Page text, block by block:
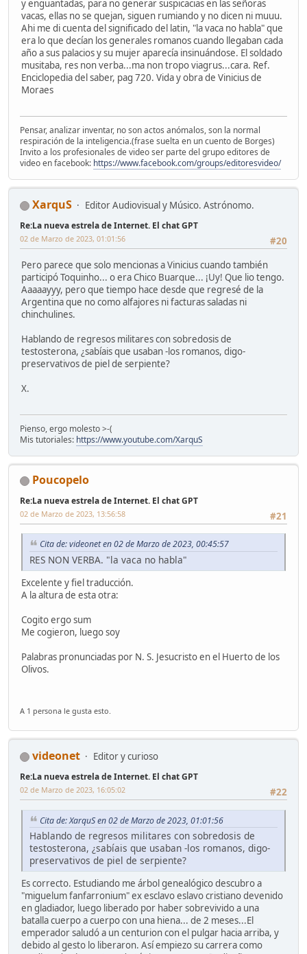
y enguantadas, para no generar suspicacias en las señoras
vacas, ellas no se quejan, siguen rumiando y no dicen ni muuu.
Ahi me di cuenta del significado del latin, "la vaca no habla" que
era lo que decían los generales romanos cuando llegaban cada
año a sus palacios y su mujer aparecía insinuándose. El soldado
musitaba, res non verba...ma non tropo viagrus...cara. Ref.
Enciclopedia del saber, pag 720. Vida y obra de Vinicius de
Moraes
Pensar, analizar inventar, no son actos anómalos, son la normal
respiración de la inteligencia.(frase suelta en un cuento de Borges)
Invito a los profesionales de video ser parte del grupo editores de
video en facebook: https://www.facebook.com/groups/editoresvideo/
XarquS Editor Audiovisual y Músico. Astrónomo.
Re:La nueva estrela de Internet. El chat GPT
#20
02 de Marzo de 2023, 01:01:56
Pero parece que solo mencionas a Vinicius cuando también
participó Toquinho... o era Chico Buarque... ¡Uy! Que lio tengo.
Aaaaayyy, pero que tiempo hace desde que regresé de la
Argentina que no como alfajores ni facturas saladas ni
chinchulines.
Hablando de regresos militares con sobredosis de
testosterona, ¿sabíais que usaban -los romanos, digo-
preservativos de piel de serpiente?
X.
Pienso, ergo molesto >-(
Mis tutoriales: https://www.youtube.com/XarquS
Poucopelo
Re:La nueva estrela de Internet. El chat GPT
#21
02 de Marzo de 2023, 13:56:58
Cita de: videonet en 02 de Marzo de 2023, 00:45:57
RES NON VERBA. "la vaca no habla"
Excelente y fiel traducción.
A la altura de esta otra:
Cogito ergo sum
Me cogieron, luego soy
Palabras pronunciadas por N. S. Jesucristo en el Huerto de los
Olivos.
A 1 persona le gusta esto.
videonet Editor y curioso
Re:La nueva estrela de Internet. El chat GPT
#22
02 de Marzo de 2023, 16:05:02
Cita de: XarquS en 02 de Marzo de 2023, 01:01:56
Hablando de regresos militares con sobredosis de
testosterona, ¿sabíais que usaban -los romanos, digo-
preservativos de piel de serpiente?
Es correcto. Estudiando me árbol genealógico descubro a
"miguelum fanfarronium" ex esclavo eslavo cristiano devenido
en gladiador, luego liberado por haber sobrevivido a una
batalla cuerpo a cuerpo con una hiena... de 2 meses...El
emperador saludó a un centurion con el pulgar hacia arriba, y
debido al gesto lo liberaron. Así empiezo su carrera como